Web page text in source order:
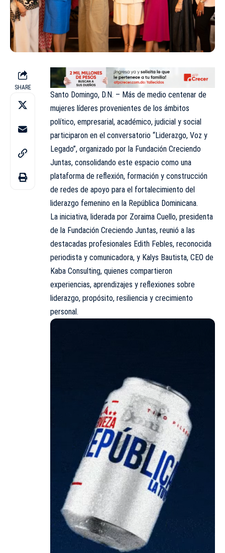
SHARE
Santo Domingo, D.N. – Más de medio centenar de
mujeres líderes provenientes de los ámbitos
político, empresarial, académico, judicial y social
participaron en el conversatorio “Liderazgo, Voz y
Legado”, organizado por la Fundación Creciendo
Juntas, consolidando este espacio como una
plataforma de reflexión, formación y construcción
de redes de apoyo para el fortalecimiento del
liderazgo femenino en la República Dominicana.
La iniciativa, liderada por Zoraima Cuello, presidenta
de la Fundación Creciendo Juntas, reunió a las
destacadas profesionales Edith Febles, reconocida
periodista y comunicadora, y Kalys Bautista, CEO de
Kaba Consulting, quienes compartieron
experiencias, aprendizajes y reflexiones sobre
liderazgo, propósito, resiliencia y crecimiento
personal.